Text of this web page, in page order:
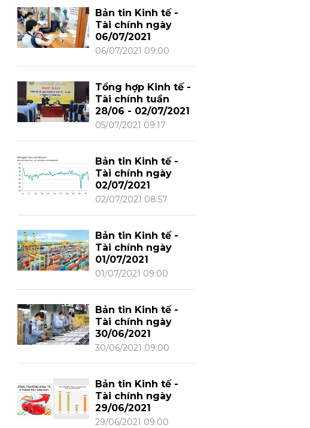
Bản tin Kinh tế -
Tài chính ngày
06/07/2021
06/07/2021 09:00
Tổng hợp Kinh tế -
Tài chính tuần
28/06 - 02/07/2021
05/07/2021 09:17
Bản tin Kinh tế -
Tài chính ngày
02/07/2021
02/07/2021 08:57
Bản tin Kinh tế -
Tài chính ngày
01/07/2021
01/07/2021 09:00
Bản tin Kinh tế -
Tài chính ngày
30/06/2021
30/06/2021 09:00
Bản tin Kinh tế -
Tài chính ngày
29/06/2021
29/06/2021 09:00